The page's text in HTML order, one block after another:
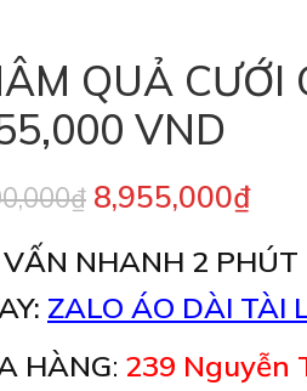
QUẢ CƯỚI
VND
₫ 8,955,000₫
NHANH 2 PHÚT
ZALO ÁO DÀI TÀI
HÀNG: 239 Nguyễn